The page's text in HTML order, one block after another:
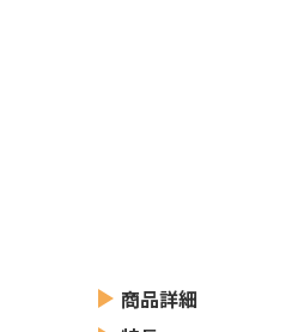
商品詳細